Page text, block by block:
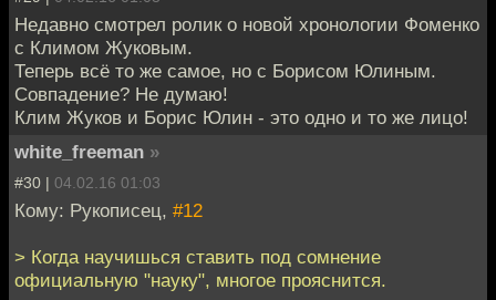
Недавно смотрел ролик о новой хронологии Фоменко
с Климом Жуковым.
Теперь всё то же самое, но с Борисом Юлиным.
Совпадение? Не думаю!
Клим Жуков и Борис Юлин - это одно и то же лицо!
white_freeman »
#30 | 04.02.16 01:03
Кому: Рукописец, #12
> Когда научишься ставить под сомнение
официальную "науку", многое прояснится.